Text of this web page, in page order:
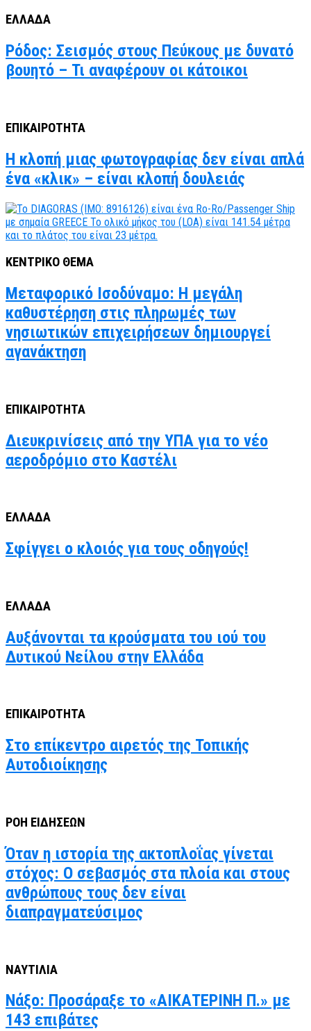
ΕΛΛΑΔΑ
Ρόδος: Σεισμός στους Πεύκους με δυνατό
βουητό – Τι αναφέρουν οι κάτοικοι
ΕΠΙΚΑΙΡΟΤΗΤΑ
Η κλοπή μιας φωτογραφίας δεν είναι απλά
ένα «κλικ» – είναι κλοπή δουλειάς
ΚΕΝΤΡΙΚΟ ΘΕΜΑ
Μεταφορικό Ισοδύναμο: Η μεγάλη
καθυστέρηση στις πληρωμές των
νησιωτικών επιχειρήσεων δημιουργεί
αγανάκτηση
ΕΠΙΚΑΙΡΟΤΗΤΑ
Διευκρινίσεις από την ΥΠΑ για το νέο
αεροδρόμιο στο Καστέλι
ΕΛΛΑΔΑ
Σφίγγει ο κλοιός για τους οδηγούς!
ΕΛΛΑΔΑ
Αυξάνονται τα κρούσματα του ιού του
Δυτικού Νείλου στην Ελλάδα
ΕΠΙΚΑΙΡΟΤΗΤΑ
Στο επίκεντρο αιρετός της Τοπικής
Αυτοδιοίκησης
ΡΟΗ ΕΙΔΗΣΕΩΝ
Όταν η ιστορία της ακτοπλοΐας γίνεται
στόχος: Ο σεβασμός στα πλοία και στους
ανθρώπους τους δεν είναι
διαπραγματεύσιμος
ΝΑΥΤΙΛΙΑ
Νάξο: Προσάραξε το «ΑΙΚΑΤΕΡΙΝΗ Π.» με
143 επιβάτες